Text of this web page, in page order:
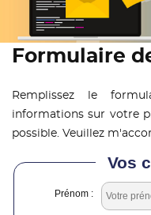
Formulaire
Remplissez le
informations sur votre
possible. Veuillez
Vos
Prénom :